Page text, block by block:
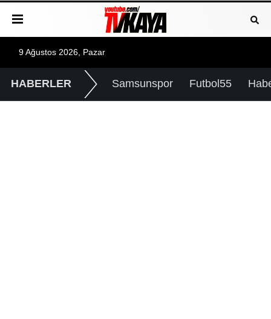
9 Ağustos 2026, Pazar
HABERLER Samsunspor Futbol55